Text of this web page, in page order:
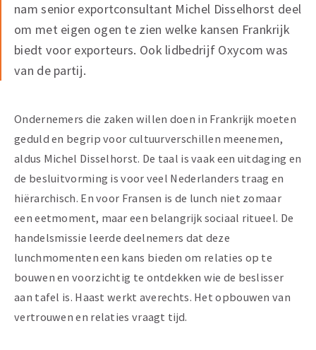
nam senior exportconsultant Michel Disselhorst deel
om met eigen ogen te zien welke kansen Frankrijk
biedt voor exporteurs. Ook lidbedrijf Oxycom was
van de partij.
Ondernemers die zaken willen doen in Frankrijk moeten
geduld en begrip voor cultuurverschillen meenemen,
aldus Michel Disselhorst. De taal is vaak een uitdaging en
de besluitvorming is voor veel Nederlanders traag en
hiërarchisch. En voor Fransen is de lunch niet zomaar
een eetmoment, maar een belangrijk sociaal ritueel. De
handelsmissie leerde deelnemers dat deze
lunchmomenten een kans bieden om relaties op te
bouwen en voorzichtig te ontdekken wie de beslisser
aan tafel is. Haast werkt averechts. Het opbouwen van
vertrouwen en relaties vraagt tijd.